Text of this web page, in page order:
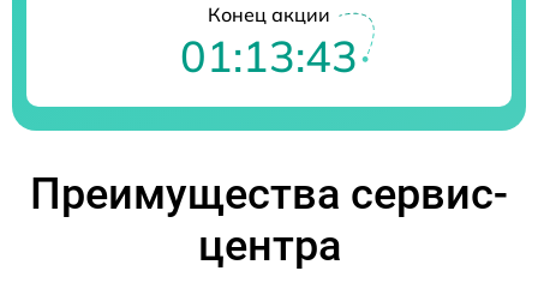
Конец акции
01:13:43
Преимущества сервис-
центра